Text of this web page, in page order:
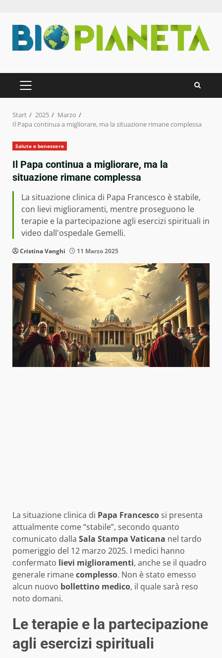
Inhalt
springen
PRIMÄRES
MENÜ
Start 2025
Marzo
Il Papa continua a migliorare, ma la situazione rimane complessa
Salute e benessere
Il Papa continua a migliorare, ma la
situazione rimane complessa
La situazione clinica di Papa Francesco è stabile,
con lievi miglioramenti, mentre proseguono le
terapie e la partecipazione agli esercizi spirituali in
video dall'ospedale Gemelli.
Cristina Vanghi 11 Marzo 2025
La situazione clinica di Papa Francescosi presenta
attualmente come “stabile”, secondo quanto
comunicato dalla Sala Stampa Vaticana nel tardo
pomeriggio del 12 marzo 2025. I medici hanno
confermato lievi miglioramenti, anche se il quadro
generale rimanecomplesso. Non è stato emesso
alcun nuovo bollettino medico, il quale sarà reso
noto domani.
Le terapie e la partecipazione
agli esercizi spirituali